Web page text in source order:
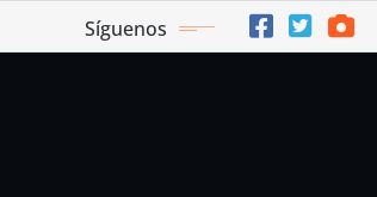
Síguenos